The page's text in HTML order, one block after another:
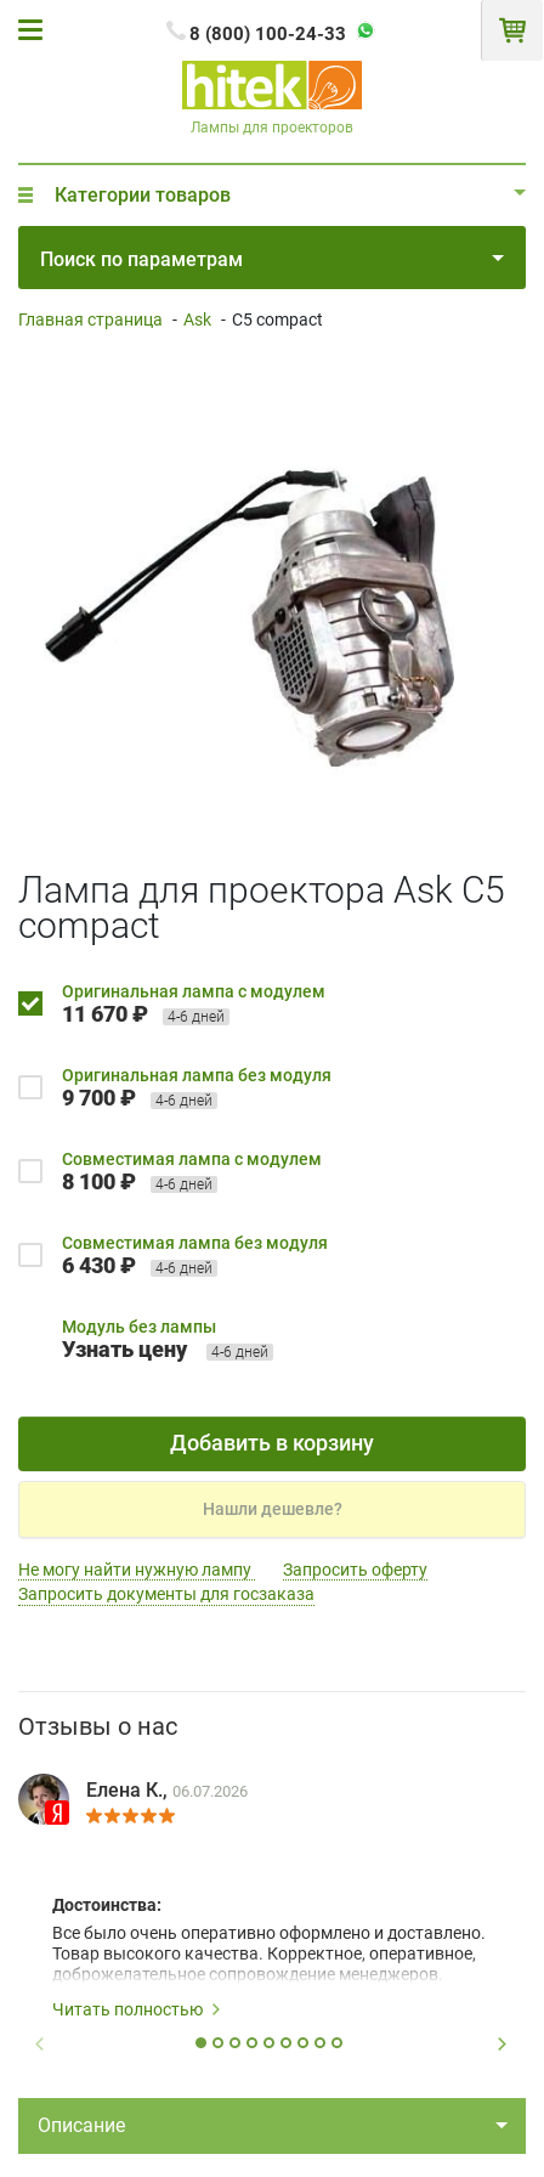
8 (800) 100-24-33
Лампы для проекторов
Категории товаров
Поиск по параметрам
Главная страница - Ask - C5 compact
Лампа для проектора Ask C5
compact
Оригинальная лампа с модулем
11 670 ₽ 4-6 дней
Оригинальная лампа без модуля
9 700 ₽ 4-6 дней
Совместимая лампа с модулем
8 100 ₽ 4-6 дней
Совместимая лампа без модуля
6 430 ₽ 4-6 дней
Модуль без лампы
Узнать цену 4-6 дней
Добавить в корзину
Нашли дешевле?
Не могу найти нужную лампу
Запросить оферту
Запросить документы для госзаказа
Отзывы о нас
Елена К., 06.07.2026
Достоинства:
Все было очень оперативно оформлено и доставлено.
Товар высокого качества. Корректное, оперативное,
доброжелательное сопровождение менеджеров.
Читать полностью
Описание